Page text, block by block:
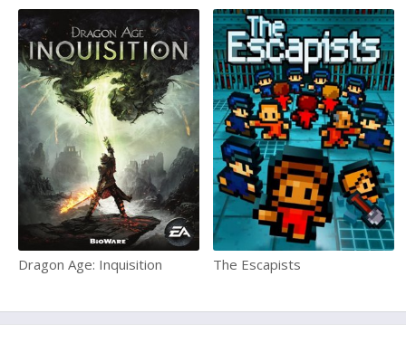
Dragon Age: Inquisition The Escapists